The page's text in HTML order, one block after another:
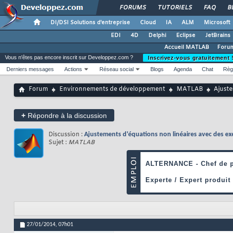
FORUMS TUTORIELS FAQ
DI/DSI Solutions d'entreprise Cloud IA ALM Microsoft
EDI
4D Delphi Eclipse JetBrains
Accueil MATLAB
Vous n'êtes pas encore inscrit sur Developpez.com ?
Inscrivez-vous gratuitement !
Derniers messages
Actions Réseau social Blogs Agenda Chat
Forum Environnements de développement MATLAB
+ Répondre à la discussion
Discussion : Ajustements d'équations non linéaires avec des
Sujet : MATLAB
27/01/2014, 07h01